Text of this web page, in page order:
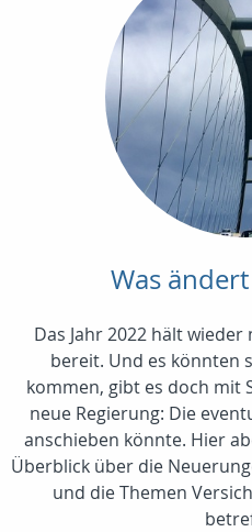
Was
Das Jahr 2022 hält wieder
bereit. Und es könnten
kommen, gibt es doch mit
neue Regierung: Die
anschieben könnte. Hier
Überblick über die
und die Themen